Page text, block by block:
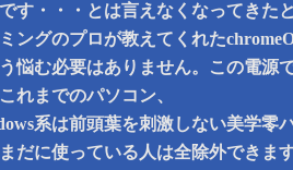
す・・・とは言えなくなってきた
ングのプロが教えてくれた
悩む必要はありません。この電源
れまでのパソコン、
系は前頭葉を刺激しない美学零
だに使っている人は全除外できま